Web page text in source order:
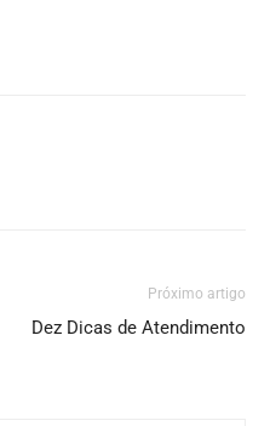
Próximo artigo
Dez Dicas de Atendimento